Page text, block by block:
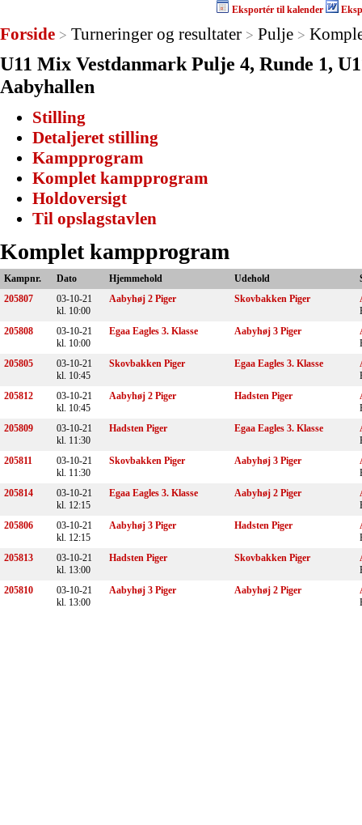
Eksportér til kalender
Forside > Turneringer og resultater > Pulje >
U11 Mix Vestdanmark Pulje 4, Runde 1,
Aabyhallen
Stilling
Detaljeret stilling
Kampprogram
Komplet kampprogram
Holdoversigt
Til opslagstavlen
Komplet kampprogram
Kampnr. Dato Hjemmehold Udehold
205807
03-10-21
kl. 10:00
Aabyhøj 2 Piger Skovbakken Piger
205808
03-10-21
kl. 10:00
Egaa Eagles 3. Klasse Aabyhøj 3 Piger
205805
03-10-21
kl. 10:45
Skovbakken Piger Egaa Eagles 3. Klasse
205812
03-10-21
kl. 10:45
Aabyhøj 2 Piger Hadsten Piger
205809
03-10-21
kl. 11:30
Hadsten Piger Egaa Eagles 3. Klasse
205811
03-10-21
kl. 11:30
Skovbakken Piger Aabyhøj 3 Piger
205814
03-10-21
kl. 12:15
Egaa Eagles 3. Klasse Aabyhøj 2 Piger
205806
03-10-21
kl. 12:15
Aabyhøj 3 Piger Hadsten Piger
205813
03-10-21
kl. 13:00
Hadsten Piger Skovbakken Piger
205810
03-10-21
kl. 13:00
Aabyhøj 3 Piger Aabyhøj 2 Piger